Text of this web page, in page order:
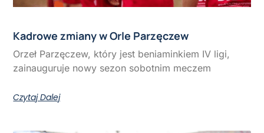
Kadrowe zmiany w Orle Parzęczew
Orzeł Parzęczew, który jest beniaminkiem IV ligi,
zainauguruje nowy sezon sobotnim meczem
Czytaj Dalej